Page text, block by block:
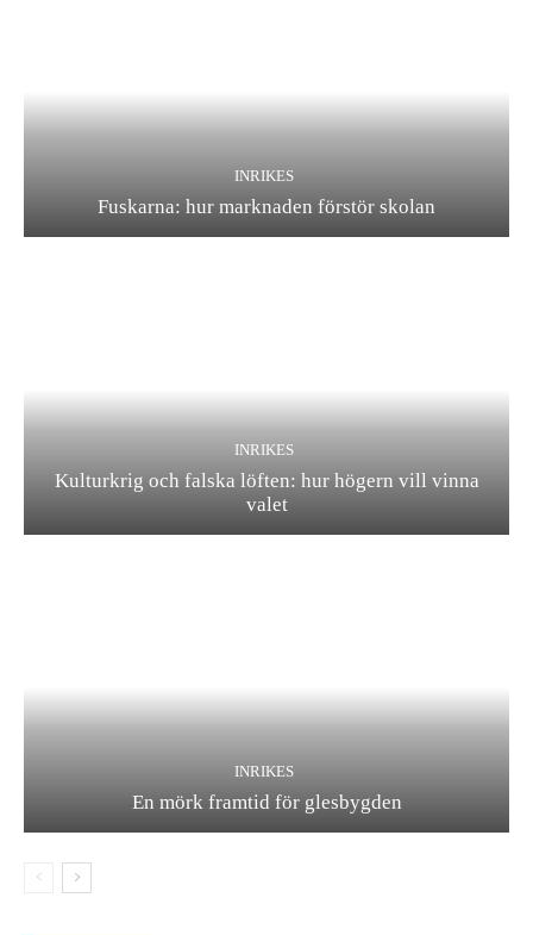
INRIKES
Fuskarna: hur marknaden förstör skolan
INRIKES
Kulturkrig och falska löften: hur högern vill vinna
valet
INRIKES
En mörk framtid för glesbygden